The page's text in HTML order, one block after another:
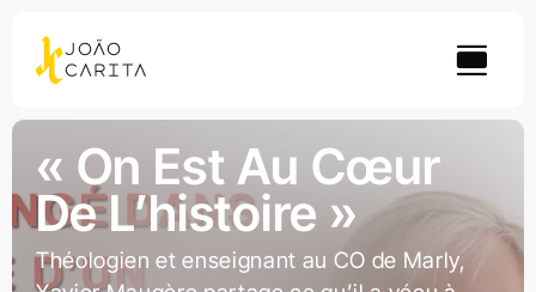
content
« On Est Au Cœur
De L’histoire »
Théologien et enseignant au CO de Marly,